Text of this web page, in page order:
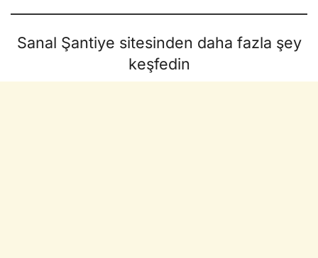
Sanal Şantiye sitesinden daha fazla şey
keşfedin